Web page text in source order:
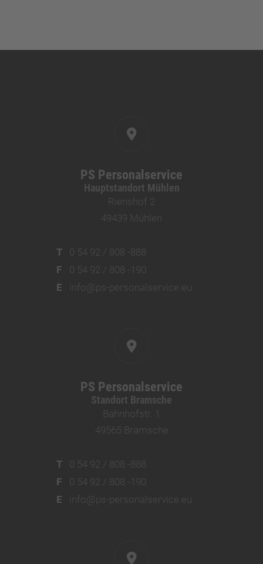
PS Personalservice
Hauptstandort Mühlen
Rienshof 2
49439 Mühlen
T
0 54 92 / 808 -888
F
0 54 92 / 808 -190
E
info@ps-personalservice.eu
PS Personalservice
Standort Bramsche
Bahnhofstr. 1
49565 Bramsche
T
0 54 92 / 808 -888
F
0 54 92 / 808 -190
E
info@ps-personalservice.eu